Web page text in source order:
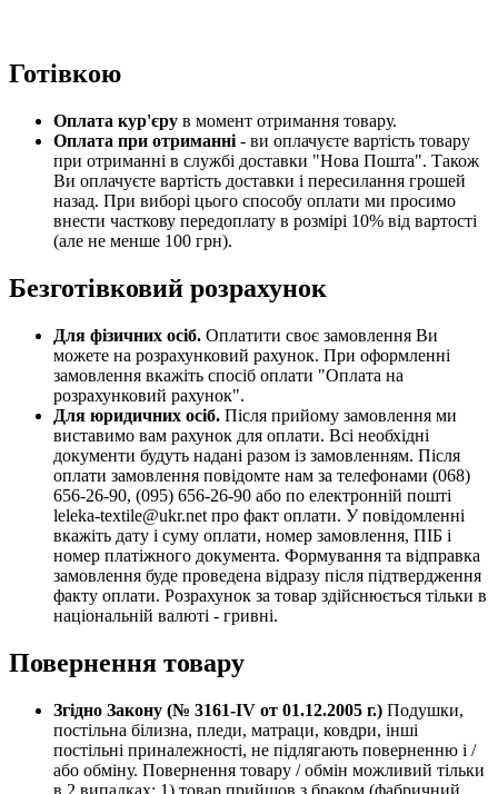
Готівкою
Оплата кур'єру в момент отримання товару.
Оплата при отриманні - ви оплачуєте вартість товару
при отриманні в службі доставки "Нова Пошта". Також
Ви оплачуєте вартість доставки і пересилання грошей
назад. При виборі цього способу оплати ми просимо
внести часткову передоплату в розмірі 10% від вартості
(але не менше 100 грн).
Безготівковий розрахунок
Для фізичних осіб. Оплатити своє замовлення Ви
можете на розрахунковий рахунок. При оформленні
замовлення вкажіть спосіб оплати "Оплата на
розрахунковий рахунок".
Для юридичних осіб. Після прийому замовлення ми
виставимо вам рахунок для оплати. Всі необхідні
документи будуть надані разом із замовленням. Після
оплати замовлення повідомте нам за телефонами (068)
656-26-90, (095) 656-26-90 або по електронній пошті
leleka-textile@ukr.net про факт оплати. У повідомленні
вкажіть дату і суму оплати, номер замовлення, ПІБ і
номер платіжного документа. Формування та відправка
замовлення буде проведена відразу після підтвердження
факту оплати. Розрахунок за товар здійснюється тільки в
національній валюті - гривні.
Повернення товару
Згідно Закону (№ 3161-IV от 01.12.2005 г.) Подушки,
постільна білизна, пледи, матраци, ковдри, інші
постільні приналежності, не підлягають поверненню і /
або обміну. Повернення товару / обмін можливий тільки
в 2 випадках: 1) товар прийшов з браком (фабричний